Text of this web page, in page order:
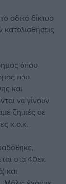
οδικό δίκτυο
όπου
που
και
να γίνουν
ζημιές σε
κ.ο.κ.
στα 40εκ.
και